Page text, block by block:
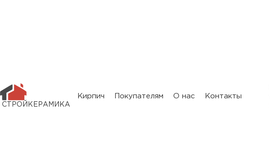
СТРОЙКЕРАМИКА
Кирпич Покупателям О нас Контакты